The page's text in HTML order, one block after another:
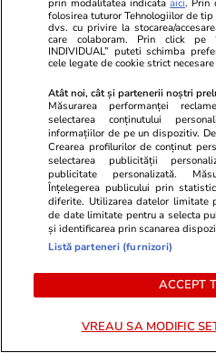
Politică
Răspunsul premierului Ilie
Bolojan, întrebat dacă este
pregătit să asigure
la Guvern până la finalul
și de ce nu pleacă
PARTENERI
prin modalitatea indicataaici. Prin
folosirea tuturor Tehnologiilor de
dvs. cu privire la stocarea/
care colaboram. Prin click pe
INDIVIDUAL” puteti schimba
cele legate de cookie strict
Atât noi, cât și partenerii noștri
Măsurarea performanței
selectarea conținutului
informațiilor de pe un dispozitiv.
Crearea profilurilor de conținut
selectarea publicității
publicitate personalizată.
Înțelegerea publicului prin
diferite. Utilizarea datelor limitate
de date limitate pentru a selecta
și identificarea prin scanarea
Listă parteneri (furnizori)
ACCEPT
VREAU SA MODIFIC